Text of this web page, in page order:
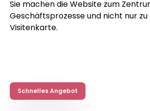
Sie machen die Website zum
Geschäftsprozesse und nicht nur zu
Visitenkarte.
Schnelles Angebot